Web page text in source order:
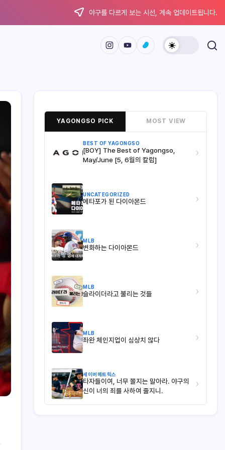
야구를 다르게 보는 시선, 계속 업데이트됩니다.
YAGONGSO PICK MOST VIEW
BEST OF YAGONGSO
[BOY] The Best of Yagongso,
May/June [5, 6월의 칼럼]
›
UNCATEGORIZED
메타포가 된 다이아몬드 ›
MLB
변화하는 다이아몬드 ›
MLB
슬라이더라고 불리는 것들 ›
MLB
좌완 체인지업이 심상치 않다 ›
세이버메트릭스
타자들이여, 너무 쫄지는 말아라. 야구의
신이 너의 죄를 사하여 줄지니.
›